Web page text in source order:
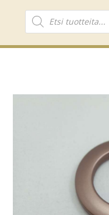
Products
search